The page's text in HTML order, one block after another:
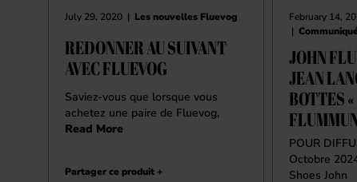
July 29, 2020 | Les nouvelles Fluevog
REDONNER AU SUIVANT
AVEC FLUEVOG
Saviez-vous que lorsque vous
achetez une paire de Fluevog,
Read More
Partager ce produit +
February 14,
|
JOHN
JEAN
BOTTES
POUR
Octobre
Shoes John